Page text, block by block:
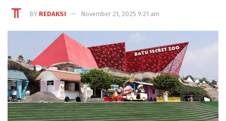
BY REDAKSI November 21, 2025 9:21 am